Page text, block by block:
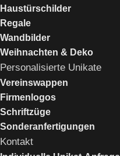
Haustürschilder
Regale
Wandbilder
Weihnachten & Deko
Personalisierte Unikate
Vereinswappen
Firmenlogos
Schriftzüge
Sonderanfertigungen
Kontakt